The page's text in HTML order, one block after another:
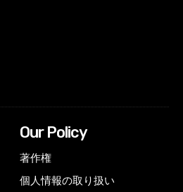
Our Policy
著作権
個人情報の取り扱い